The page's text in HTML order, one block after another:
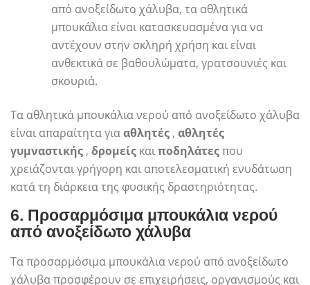
από ανοξείδωτο χάλυβα, τα αθλητικά
μπουκάλια είναι κατασκευασμένα για να
αντέχουν στην σκληρή χρήση και είναι
ανθεκτικά σε βαθουλώματα, γρατσουνιές και
σκουριά.
Τα αθλητικά μπουκάλια νερού από ανοξείδωτο χάλυβα
είναι απαραίτητα γιααθλητές , αθλητές
γυμναστικής , δρομείς καιποδηλάτεςπου
χρειάζονται γρήγορη και αποτελεσματική ενυδάτωση
κατά τη διάρκεια της φυσικής δραστηριότητας.
6. Προσαρμόσιμα μπουκάλια νερού
από ανοξείδωτο χάλυβα
Τα προσαρμόσιμα μπουκάλια νερού από ανοξείδωτο
χάλυβα προσφέρουν σε επιχειρήσεις, οργανισμούς και